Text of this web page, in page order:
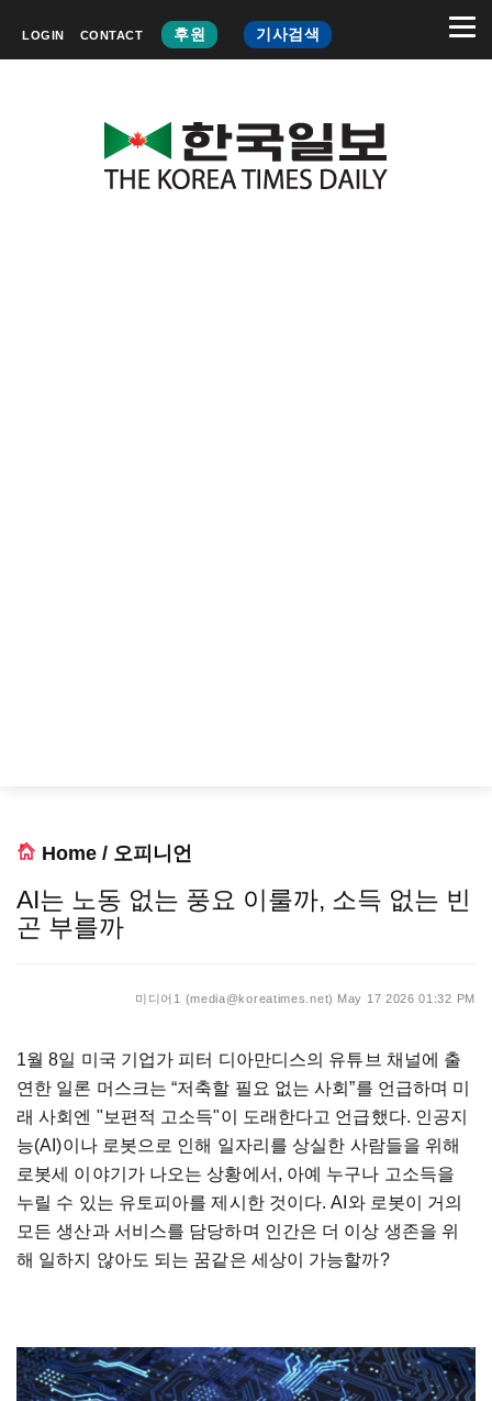
LOGIN CONTACT 후원 기사검색
Home / 오피니언
AI는 노동 없는 풍요 이룰까, 소득 없는 빈
곤 부를까
미디어1 (media@koreatimes.net) May 17 2026 01:32 PM
1월 8일 미국 기업가 피터 디아만디스의 유튜브 채널에 출
연한 일론 머스크는 “저축할 필요 없는 사회”를 언급하며 미
래 사회엔 "보편적 고소득"이 도래한다고 언급했다. 인공지
능(AI)이나 로봇으로 인해 일자리를 상실한 사람들을 위해
로봇세 이야기가 나오는 상황에서, 아예 누구나 고소득을
누릴 수 있는 유토피아를 제시한 것이다. AI와 로봇이 거의
모든 생산과 서비스를 담당하며 인간은 더 이상 생존을 위
해 일하지 않아도 되는 꿈같은 세상이 가능할까?